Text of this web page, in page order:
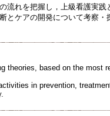
れを把握し，上級看護実践
ケアの開発について考察・
theories, based on the most
in prevention,